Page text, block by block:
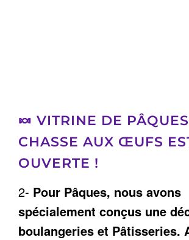
🍬 VITRINE DE
CHASSE AUX ŒUFS
OUVERTE !
2- Pour Pâques, nous avons
spécialement conçus une
boulangeries et Pâtisseries.